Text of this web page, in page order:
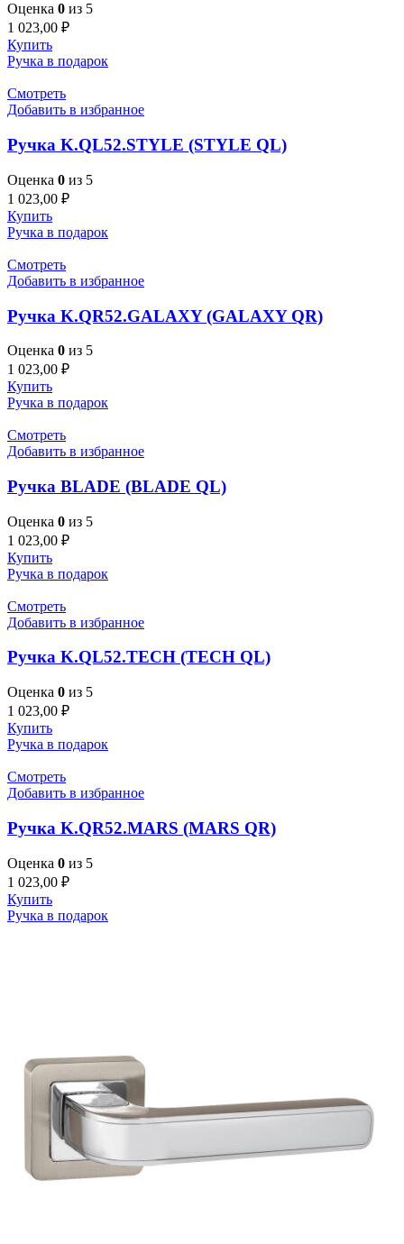
Оценка 0 из 5
1 023,00 ₽
Купить
Ручка в подарок
Смотреть
Добавить в избранное
Ручка K.QL52.STYLE (STYLE QL)
Оценка 0 из 5
1 023,00 ₽
Купить
Ручка в подарок
Смотреть
Добавить в избранное
Ручка K.QR52.GALAXY (GALAXY QR)
Оценка 0 из 5
1 023,00 ₽
Купить
Ручка в подарок
Смотреть
Добавить в избранное
Ручка BLADE (BLADE QL)
Оценка 0 из 5
1 023,00 ₽
Купить
Ручка в подарок
Смотреть
Добавить в избранное
Ручка K.QL52.TECH (TECH QL)
Оценка 0 из 5
1 023,00 ₽
Купить
Ручка в подарок
Смотреть
Добавить в избранное
Ручка K.QR52.MARS (MARS QR)
Оценка 0 из 5
1 023,00 ₽
Купить
Ручка в подарок